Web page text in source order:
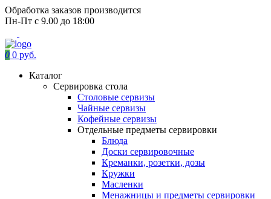
Обработка заказов производится
Пн-Пт с 9.00 до 18:00
0 0 руб.
Каталог
Сервировка стола
Столовые сервизы
Чайные сервизы
Кофейные сервизы
Отдельные предметы сервировки
Блюда
Доски сервировочные
Креманки, розетки, дозы
Кружки
Масленки
Менажницы и предметы сервировки